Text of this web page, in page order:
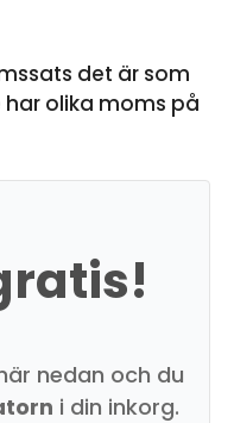
det är som
har olika moms på
nedan och du
i din inkorg.